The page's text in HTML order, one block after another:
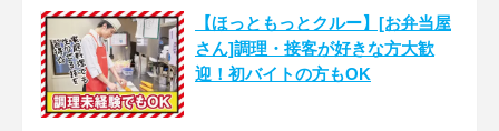
【ほっともっとクルー】[お弁当屋
さん]調理・接客が好きな方大歓
迎！初バイトの方もOK